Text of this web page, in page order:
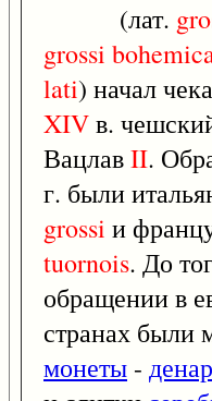
(лат.
grossi
lati) начал
XIVв.
ВацлавII.
г. были
grossi и
tuornois. До
обращении в
странах были
монеты -